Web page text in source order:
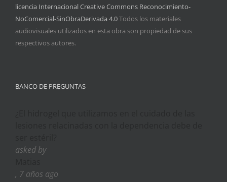
licencia Internacional Creative Commons Reconocimiento-
NoComercial-SinObraDerivada 4.0Todos los materiales
audiovisuales utilizados en esta obra son propiedad de sus
respectivos autores.
BANCO DE PREGUNTAS
asked by
, 7 años ago